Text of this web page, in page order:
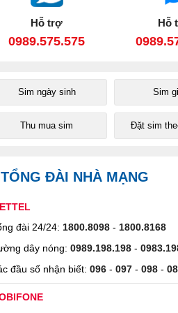
Hỗ trợ
0989.575.575
Hỗ
Sim ngày sinh Sim
Thu mua sim Đặt sim
TỔNG ĐÀI NHÀ MẠNG
đài 24/24: 1800.8098 - 1800.8168
dây nóng: 0989.198.198 -
đầu số nhận biết: 096 - 097 - 098 -